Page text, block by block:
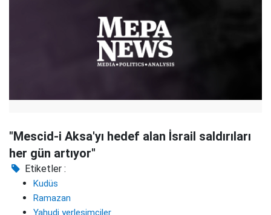
"Mescid-i Aksa'yı hedef alan İsrail saldırıları
her gün artıyor"
Etiketler :
Kudüs
Ramazan
Yahudi yerleşimciler